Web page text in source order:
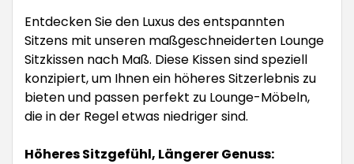
Entdecken Sie den Luxus des entspannten
Sitzens mit unseren maßgeschneiderten Lounge
Sitzkissen nach Maß. Diese Kissen sind speziell
konzipiert, um Ihnen ein höheres Sitzerlebnis zu
bieten und passen perfekt zu Lounge-Möbeln,
die in der Regel etwas niedriger sind.
Höheres Sitzgefühl, Längerer Genuss: